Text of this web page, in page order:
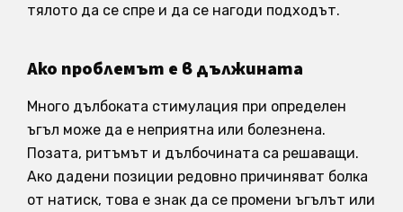
тялото да се спре и да се нагоди подходът.
Ако проблемът е в дължината
Много дълбоката стимулация при определен
ъгъл може да е неприятна или болезнена.
Позата, ритъмът и дълбочината са решаващи.
Ако дадени позиции редовно причиняват болка
от натиск, това е знак да се промени ъгълът или